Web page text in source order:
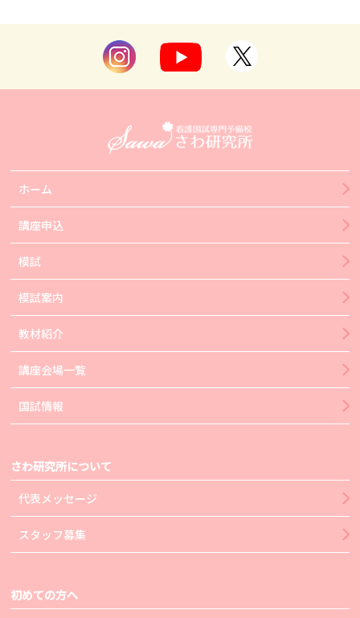
ホーム
講座申込
模試
模試案内
教材紹介
講座会場一覧
国試情報
さわ研究所について
代表メッセージ
スタッフ募集
初めての方へ